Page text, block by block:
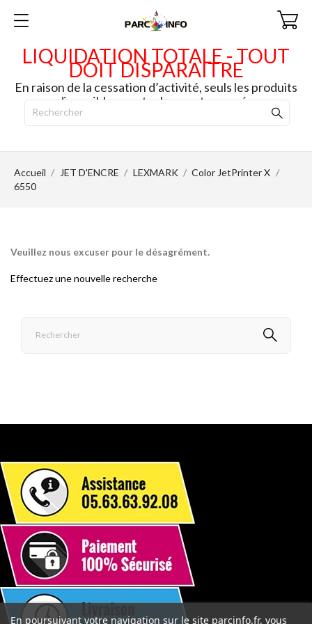
LIQUIDATION TOTALE - TOUT
DOIT DISPARAITRE
En raison de la cessation d’activité, seuls les produits
disponibles en stock seront envoyés.
Accueil JET D'ENCRE LEXMARK
Color JetPrinter X
6550
Veuillez nous excuser pour le désagrément.
Effectuez une nouvelle recherche
En poursuivant votre navigation sur le site parcinfo.fr, vous